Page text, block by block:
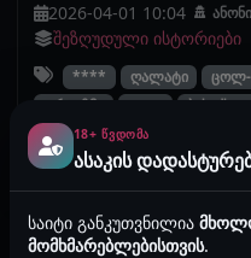
2026-04-01 10:04
შეზღუდული ისტორიები
**** ღალატი ცოლ-
ორგაზმი
MILF
* ტეგების ფუნქცია
არის დამატებული.
შემთხვევითი ისტორია
18+ ᲬᲕᲓᲝᲛᲐ
ასაკის
საიტი განკუთვნილია
მომხმარებლებისთვის.